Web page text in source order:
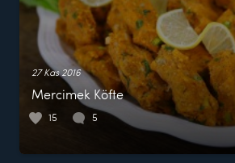
27 Kas 2016
Mercimek Köfte
15 5